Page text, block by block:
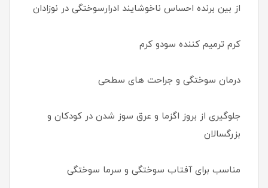
از بین برنده احساس ناخوشایند ادرارسوختگی در نوزادان
کرم ترمیم کننده سودو کرم
درمان سوختگی و جراحت های سطحی
جلوگیری از بروز اگزما و عرق سوز شدن در کودکان و
بزرگسالان
مناسب برای آفتاب سوختگی و سرما سوختگی